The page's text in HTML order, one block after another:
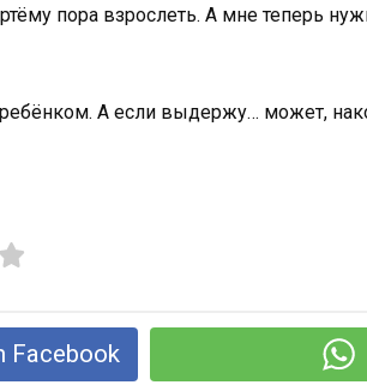
пора взрослеть. А мне теперь
А если выдержу… может,
Facebook